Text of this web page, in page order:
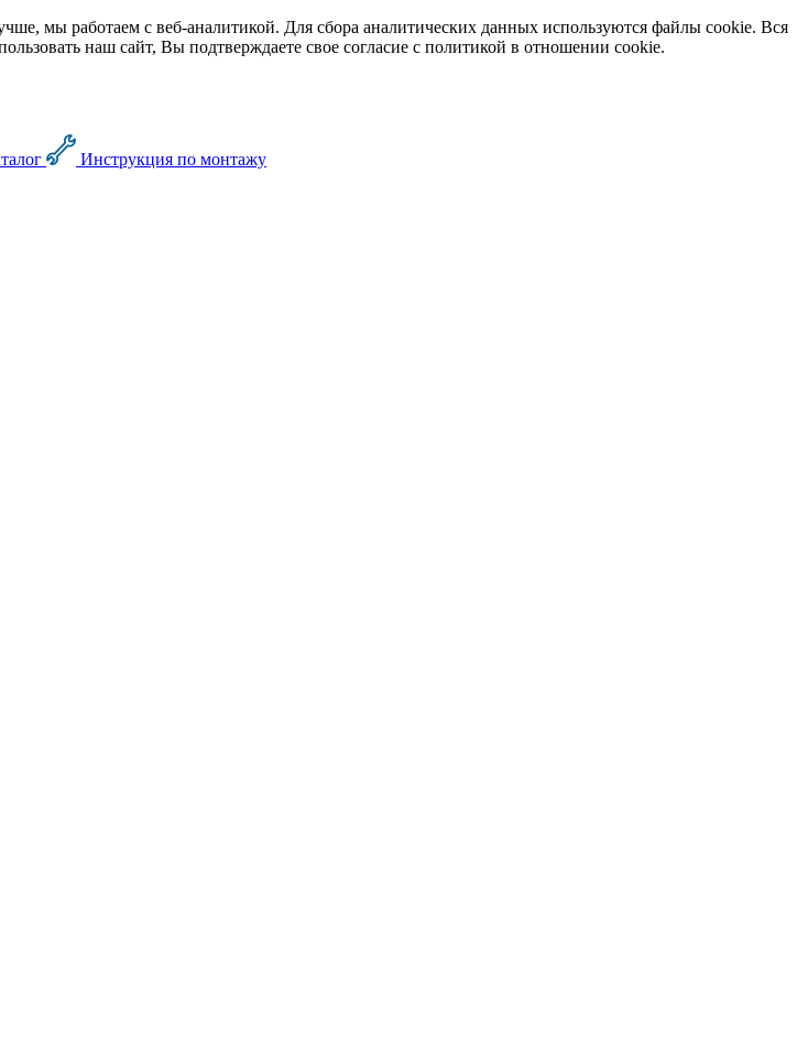
мы работаем с веб-аналитикой. Для сбора аналитических данных используются файлы cookie. Вся
наш сайт, Вы подтверждаете свое согласие с политикой в отношении cookie.
Инструкция по монтажу